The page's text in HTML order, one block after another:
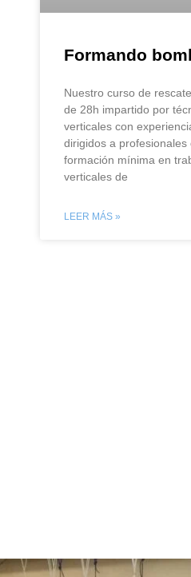
Formando
Nuestro curso de
de 28h impartido por
verticales con
dirigidos a profesionales
formación mínima en
verticales de
LEER MÁS »